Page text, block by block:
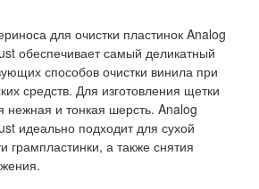
для очистки пластинок Analog
обеспечивает самый деликатный
способов очистки винила при
средств. Для изготовления щетки
нежная и тонкая шерсть. Analog
идеально подходит для сухой
грампластинки, а также снятия